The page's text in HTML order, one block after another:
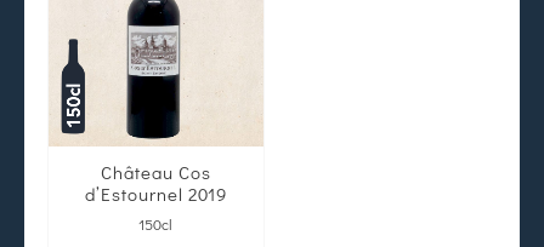
Château Cos
d’Estournel 2019
150cl